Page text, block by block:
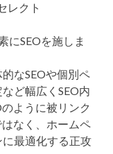
レクト
にSEOを施しま
なSEOや個別ペ
ど幅広くSEO内
ように被リンク
なく、ホームペ
最適化する正攻